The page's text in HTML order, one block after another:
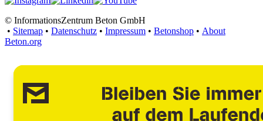
© InformationsZentrum Beton GmbH
• Sitemap • Datenschutz • Impressum • Betonshop • About
Beton.org